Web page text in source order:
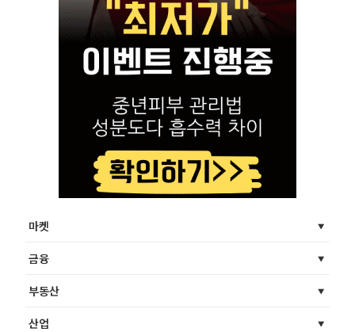
마켓
금융
부동산
산업